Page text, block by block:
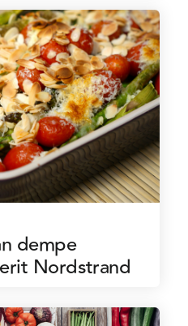
dempe
Nordstrand